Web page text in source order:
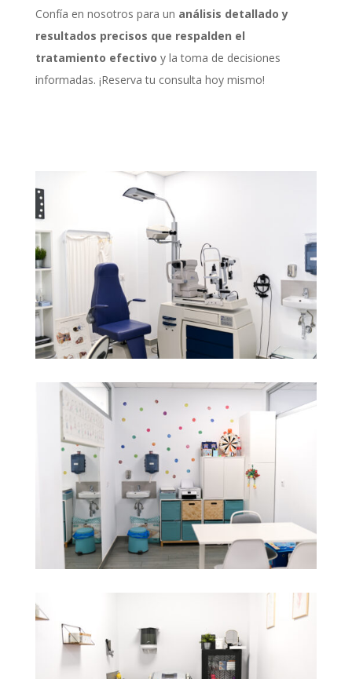
Confía en nosotros para un análisis detallado y
resultados precisos que respalden el
tratamiento efectivo y la toma de decisiones
informadas. ¡Reserva tu consulta hoy mismo!